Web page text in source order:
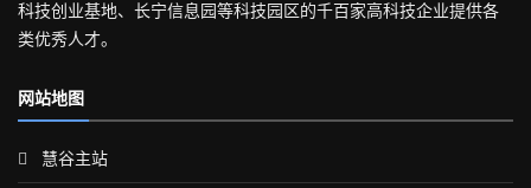
科技创业基地、长宁信息园等科技园区的千百家高科技企业提供各
类优秀人才。
网站地图
慧谷主站